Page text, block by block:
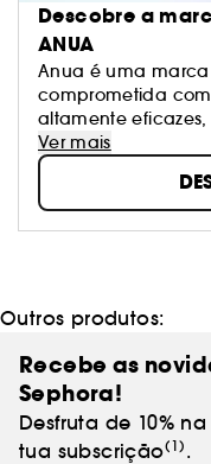
Descobre a
ANUA
Anua é uma
comprometida
altamente
ingredientes
A nossa missão é
pele através de
Atentos às
criamos produtos
Ver mais
Outros produtos:
Recebe as
Sephora!
Desfruta de 10%
tua subscrição(1) .